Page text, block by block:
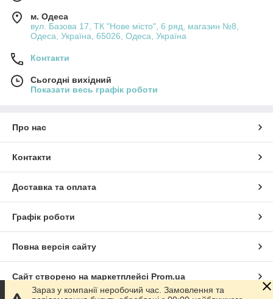
м. Одеса
вул. Базова 17, ТК "Нове місто", 6 ряд, магазин №8,
Одеса, Україна, 65026, Одеса, Україна
Контакти
Сьогодні вихідний
Показати весь графік роботи
Про нас
Контакти
Доставка та оплата
Графік роботи
Повна версія сайту
Сайт створено на маркетплейсі Prom.ua
Зараз у компанії неробочий час. Замовлення та